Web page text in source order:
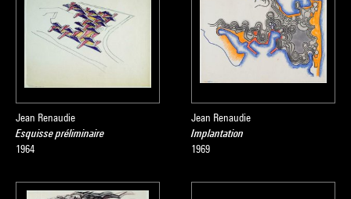
Jean Renaudie
Esquisse préliminaire
1964
Jean Renaudie
Implantation
1969